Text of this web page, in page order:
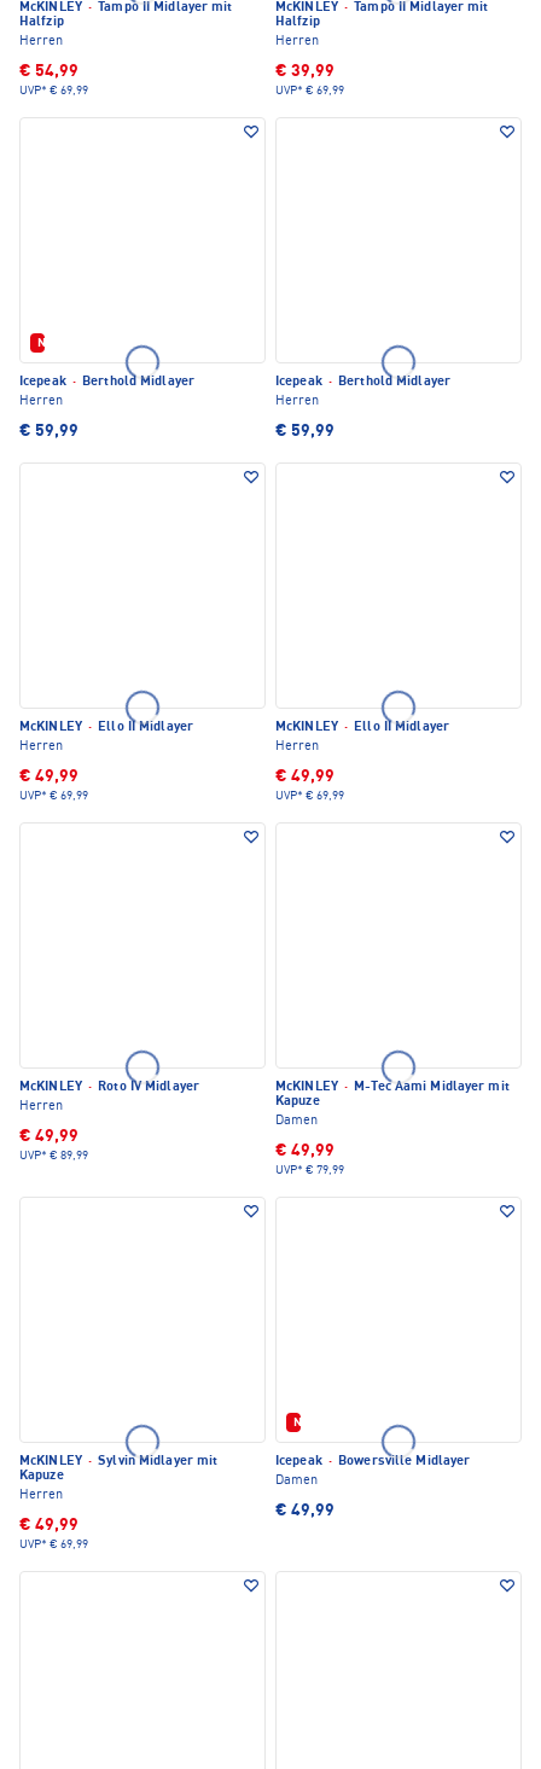
McKINLEY ·
Tampo II Midlayer mit
Halfzip
Herren
€ 54,99
UVP* € 69,99
McKINLEY ·
Tampo II Midlayer mit
Halfzip
Herren
€ 39,99
UVP* € 69,99
Neu
Icepeak · Berthold Midlayer
Herren
€ 59,99
Icepeak · Berthold Midlayer
Herren
€ 59,99
McKINLEY · Ello II Midlayer
Herren
€ 49,99
UVP* € 69,99
McKINLEY · Ello II Midlayer
Herren
€ 49,99
UVP* € 69,99
McKINLEY · Roto IV Midlayer
Herren
€ 49,99
UVP* € 89,99
McKINLEY · M-Tec Aami Midlayer mit
Kapuze
Damen
€ 49,99
UVP* € 79,99
McKINLEY · Sylvin Midlayer mit
Kapuze
Herren
€ 49,99
UVP* € 69,99
Neu
Icepeak · Bowersville Midlayer
Damen
€ 49,99